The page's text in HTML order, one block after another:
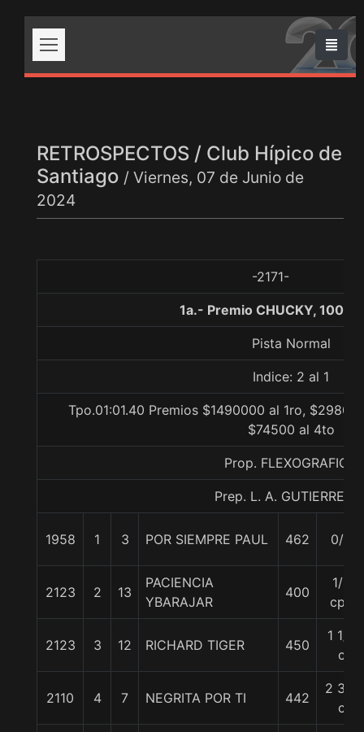
RETROSPECTOS / Club Hípico de
Santiago / Viernes, 07 de Junio de
2024
-2171-
1a.- Premio CHUCKY, 1000
Pista Normal
Indice: 2 al 1
Tpo.01:01.40 Premios $1490000 al 1ro,
$74500 al 4to
Prop. FLEXOGRAFICA
Prep. L. A. GUTIERREZ
1958 1 3 POR SIEMPRE PAUL 462 0/0
2123 2 13
PACIENCIA
YBARAJAR
400
1/2
cpo
2123 3 12 RICHARD TIGER 450
1 1/2
c
2110 4 7 NEGRITA POR TI 442
2 3/4
c